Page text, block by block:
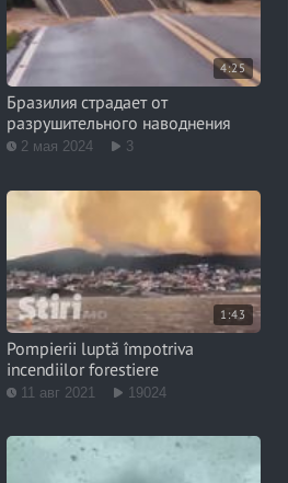
4:25
Бразилия страдает от
разрушительного наводнения
2 мая 2024 3
1:43
Pompierii luptă împotriva
incendiilor forestiere
11 авг 2021 19024